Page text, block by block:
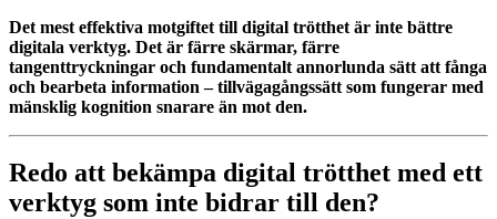
Det mest effektiva motgiftet till digital trötthet är inte bättre
digitala verktyg. Det är färre skärmar, färre
tangenttryckningar och fundamentalt annorlunda sätt att fånga
och bearbeta information – tillvägagångssätt som fungerar med
mänsklig kognition snarare än mot den.
Redo att bekämpa digital trötthet med ett
verktyg som inte bidrar till den?